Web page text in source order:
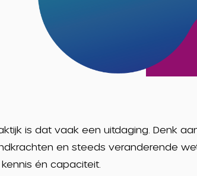
is dat vaak een uitdaging. Denk
en steeds veranderende
én capaciteit.